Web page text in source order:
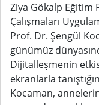
Ziya Gökalp Eğitim
Çalışmaları
Prof. Dr. Şengül
günümüz
Dijitalleşmenin
ekranlarla
Kocaman,